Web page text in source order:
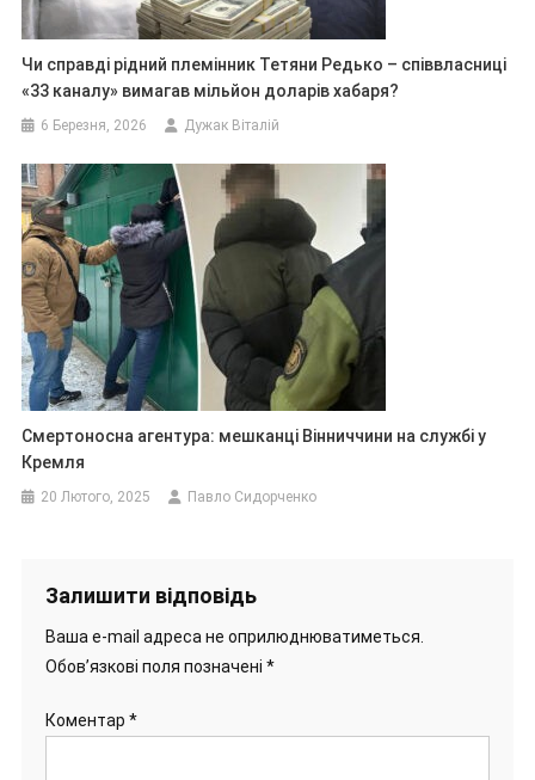
Чи справді рідний племінник Тетяни Редько – співвласниці
«33 каналу» вимагав мільйон доларів хабаря?
6 Березня, 2026 Дужак Віталій
Смертоносна агентура: мешканці Вінниччини на службі у
Кремля
20 Лютого, 2025 Павло Сидорченко
Залишити відповідь
Ваша e-mail адреса не оприлюднюватиметься.
Обов’язкові поля позначені *
Коментар *